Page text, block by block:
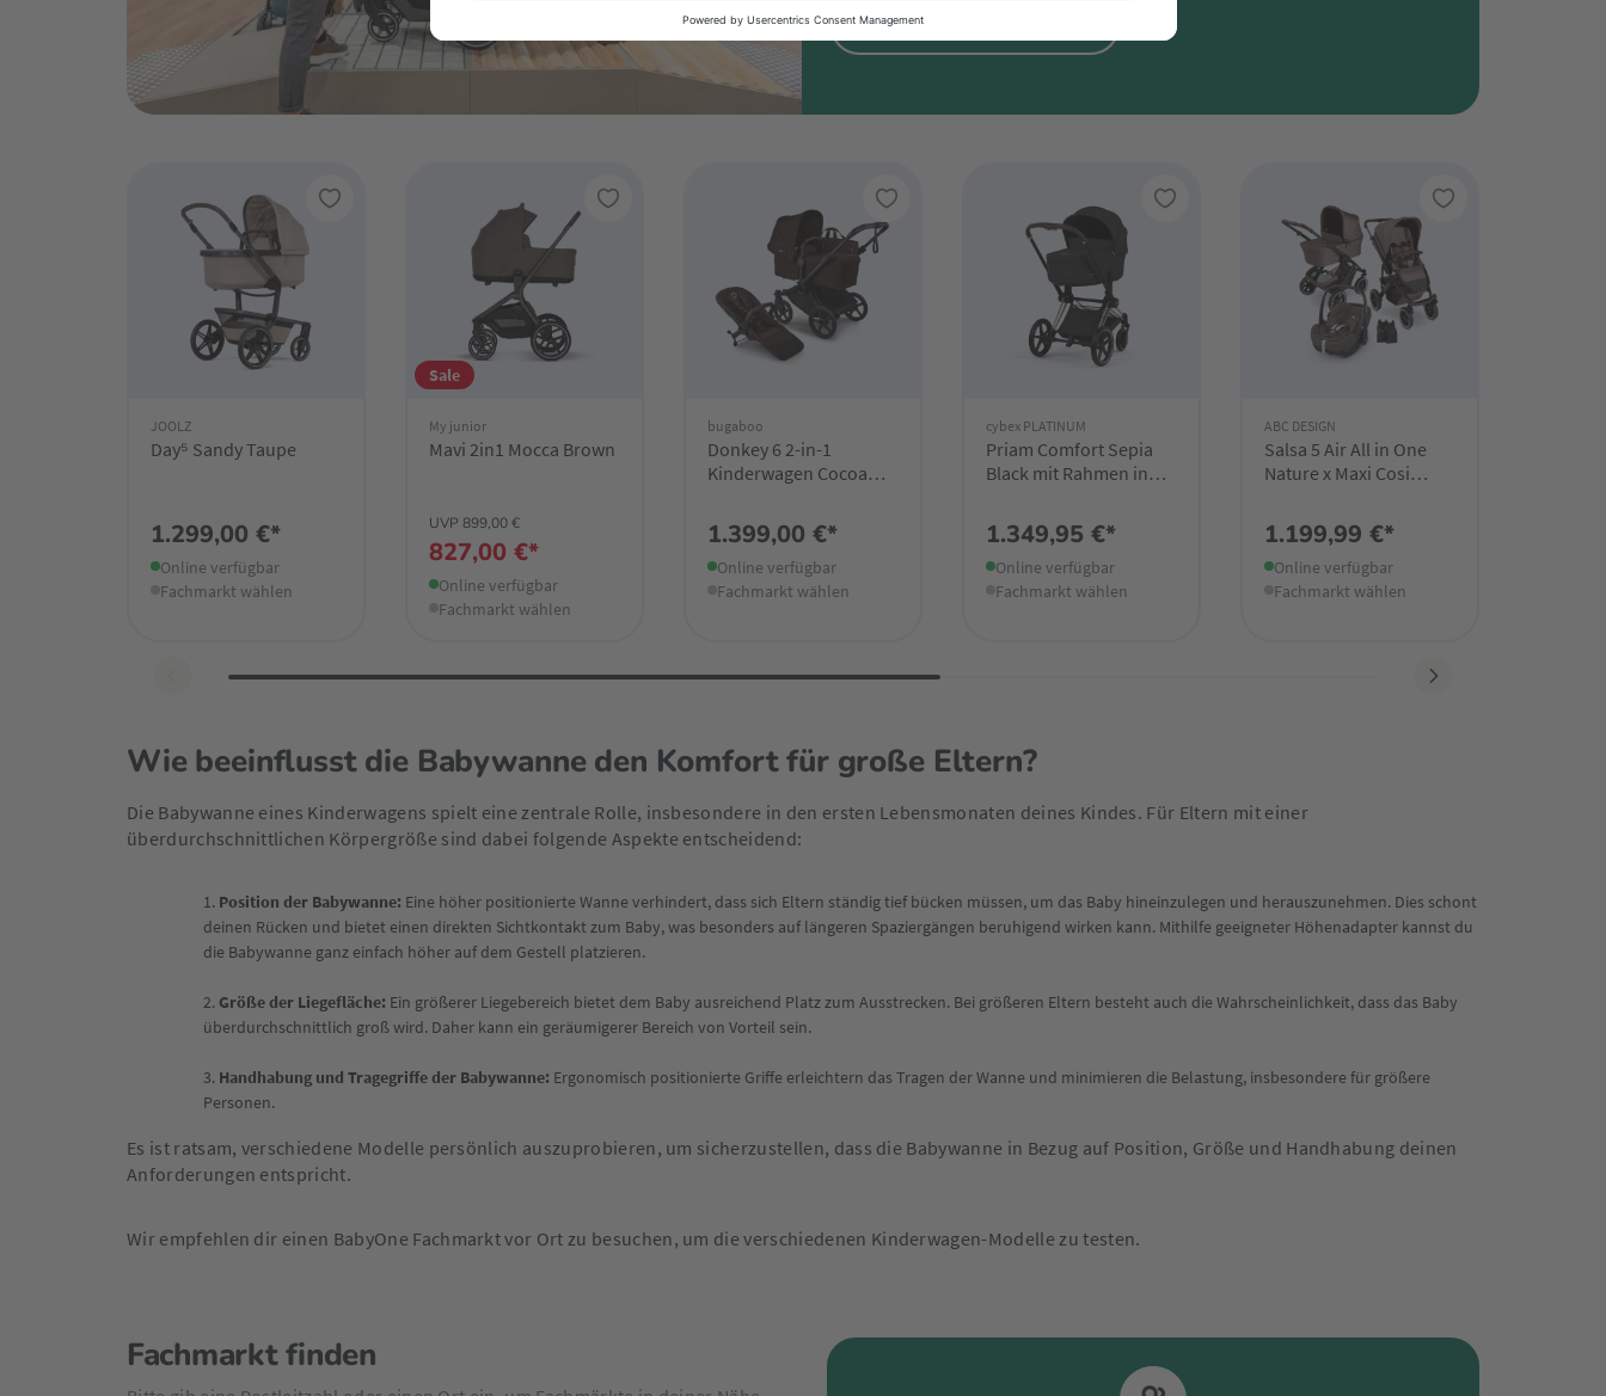
Jetzt Termin buchen
JOOLZ
Day⁵ Sandy Taupe
1.299,00 €*
Online verfügbar
Fachmarkt wählen
Sale
My junior
Mavi 2in1 Mocca Brown
UVP 899,00 €
827,00 €*
Online verfügbar
Fachmarkt wählen
bugaboo
Donkey 6 2-in-1
Kinderwagen Cocoa
1.399,00 €*
Online verfügbar
Fachmarkt wählen
cybex PLATINUM
Priam Comfort Sepia
Black mit Rahmen in
1.349,95 €*
Online verfügbar
Fachmarkt wählen
ABC DESIGN
Salsa 5 Air All in One
Nature x Maxi Cosi
Babyschale
1.199,99 €*
Online verfügbar
Fachmarkt wählen
Wie beeinflusst die Babywanne den Komfort für große Eltern?
Die Babywanne eines Kinderwagens spielt eine zentrale Rolle, insbesondere in den ersten Lebensmonaten deines Kindes. Für Eltern mit einer
überdurchschnittlichen Körpergröße sind dabei folgende Aspekte entscheidend:
1. Position der Babywanne: Eine höher positionierte Wanne verhindert, dass sich Eltern ständig tief bücken müssen, um das Baby hineinzulegen und herauszunehmen. Dies schont
deinen Rücken und bietet einen direkten Sichtkontakt zum Baby, was besonders auf längeren Spaziergängen beruhigend wirken kann. Mithilfe geeigneter Höhenadapter kannst du
die Babywanne ganz einfach höher auf dem Gestell platzieren.
2. Größe der Liegefläche: Ein größerer Liegebereich bietet dem Baby ausreichend Platz zum Ausstrecken. Bei größeren Eltern besteht auch die Wahrscheinlichkeit, dass das Baby
überdurchschnittlich groß wird. Daher kann ein geräumigerer Bereich von Vorteil sein.
3. Handhabung und Tragegriffe der Babywanne: Ergonomisch positionierte Griffe erleichtern das Tragen der Wanne und minimieren die Belastung, insbesondere für größere
Personen.
Es ist ratsam, verschiedene Modelle persönlich auszuprobieren, um sicherzustellen, dass die Babywanne in Bezug auf Position, Größe und Handhabung deinen
Anforderungen entspricht.
Wir empfehlen dir einen BabyOne Fachmarkt vor Ort zu besuchen, um die verschiedenen Kinderwagen-Modelle zu testen.
Fachmarkt finden